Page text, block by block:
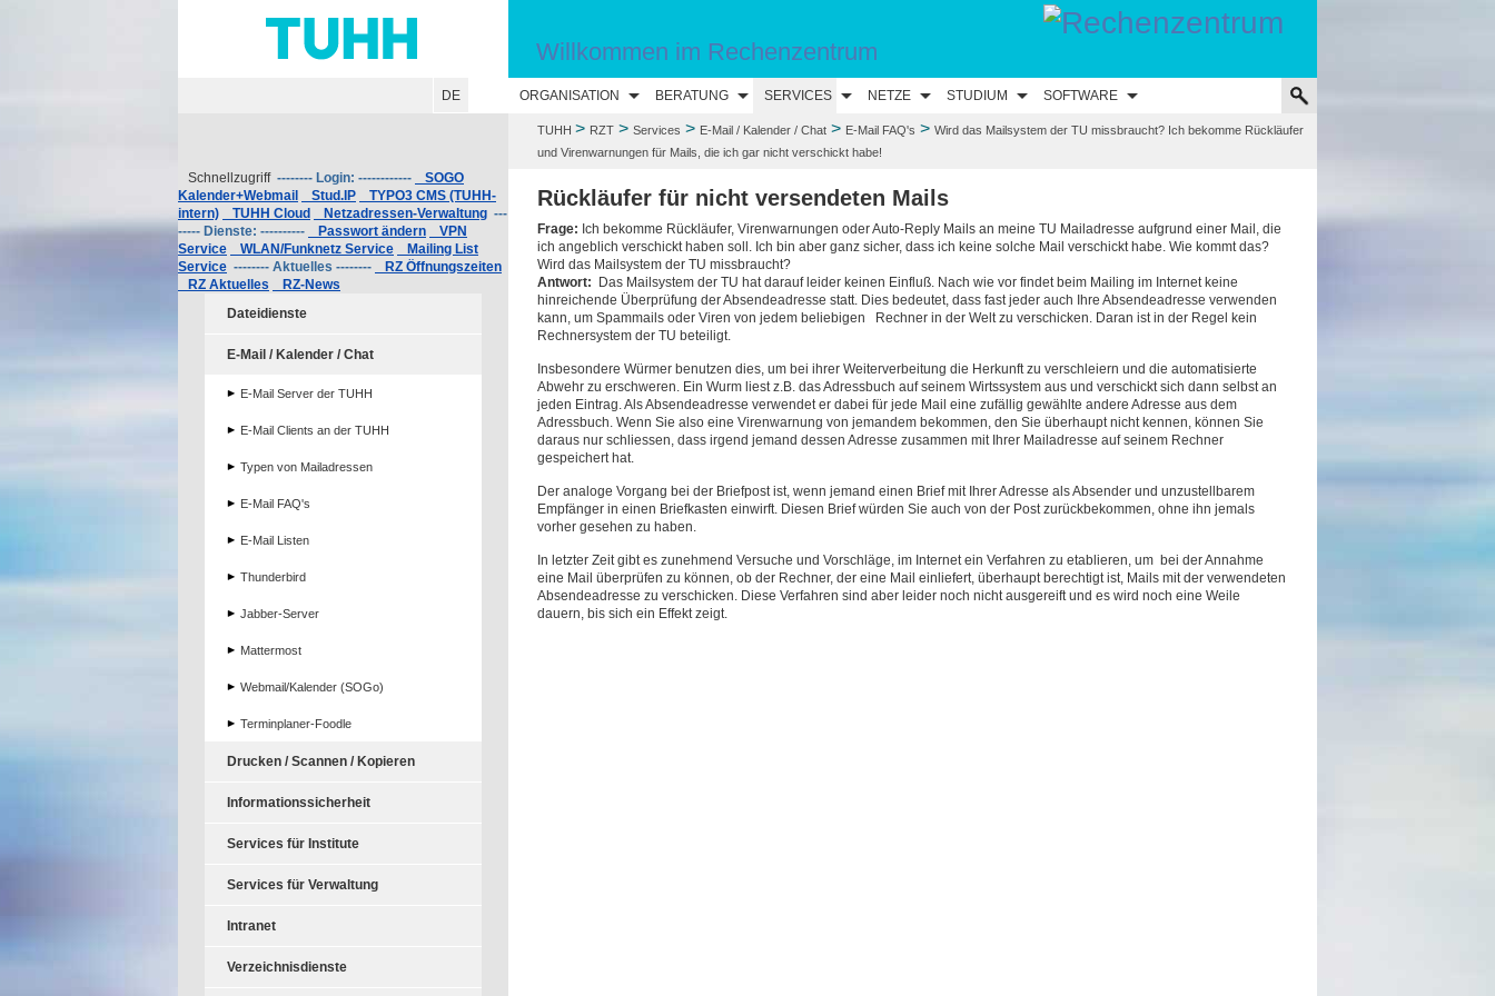
Willkommen im Rechenzentrum
DE ORGANISATION BERATUNG SERVICES NETZE STUDIUM SOFTWARE
TUHH > RZT> Services > E-Mail / Kalender / Chat> E-Mail FAQ's > Wird das Mailsystem der TU missbraucht? Ich bekomme Rückläufer
und Virenwarnungen für Mails, die ich gar nicht verschickt habe!
Rückläufer für nicht versendeten Mails
Frage: Ich bekomme Rückläufer, Virenwarnungen oder Auto-Reply Mails an meine TU Mailadresse aufgrund einer Mail, die
ich angeblich verschickt haben soll. Ich bin aber ganz sicher, dass ich keine solche Mail verschickt habe. Wie kommt das?
Wird das Mailsystem der TU missbraucht?
Antwort: Das Mailsystem der TU hat darauf leider keinen Einfluß. Nach wie vor findet beim Mailing im Internet keine
hinreichende Überprüfung der Absendeadresse statt. Dies bedeutet, dass fast jeder auch Ihre Absendeadresse verwenden
kann, um Spammails oder Viren von jedem beliebigen Rechner in der Welt zu verschicken. Daran ist in der Regel kein
Rechnersystem der TU beteiligt.
Insbesondere Würmer benutzen dies, um bei ihrer Weiterverbeitung die Herkunft zu verschleiern und die automatisierte
Abwehr zu erschweren. Ein Wurm liest z.B. das Adressbuch auf seinem Wirtssystem aus und verschickt sich dann selbst an
jeden Eintrag. Als Absendeadresse verwendet er dabei für jede Mail eine zufällig gewählte andere Adresse aus dem
Adressbuch. Wenn Sie also eine Virenwarnung von jemandem bekommen, den Sie überhaupt nicht kennen, können Sie
daraus nur schliessen, dass irgend jemand dessen Adresse zusammen mit Ihrer Mailadresse auf seinem Rechner
gespeichert hat.
Der analoge Vorgang bei der Briefpost ist, wenn jemand einen Brief mit Ihrer Adresse als Absender und unzustellbarem
Empfänger in einen Briefkasten einwirft. Diesen Brief würden Sie auch von der Post zurückbekommen, ohne ihn jemals
vorher gesehen zu haben.
In letzter Zeit gibt es zunehmend Versuche und Vorschläge, im Internet ein Verfahren zu etablieren, um bei der Annahme
eine Mail überprüfen zu können, ob der Rechner, der eine Mail einliefert, überhaupt berechtigt ist, Mails mit der verwendeten
Absendeadresse zu verschicken. Diese Verfahren sind aber leider noch nicht ausgereift und es wird noch eine Weile
dauern, bis sich ein Effekt zeigt.
Schnellzugriff -------- Login: ------------
SOGO
Kalender+Webmail
Stud.IP
TYPO3 CMS (TUHH-
intern)
TUHH Cloud Netzadressen-Verwaltung ---
----- Dienste: ----------
Passwort ändern
VPN
Service
WLAN/Funknetz Service
Mailing List
Service -------- Aktuelles --------
RZ Öffnungszeiten
RZ Aktuelles
RZ-News
Dateidienste
E-Mail / Kalender / Chat
E-Mail Server der TUHH
E-Mail Clients an der TUHH
Typen von Mailadressen
E-Mail FAQ's
E-Mail Listen
Thunderbird
Jabber-Server
Mattermost
Webmail/Kalender (SOGo)
Terminplaner-Foodle
Drucken / Scannen / Kopieren
Informationssicherheit
Services für Institute
Services für Verwaltung
Intranet
Verzeichnisdienste